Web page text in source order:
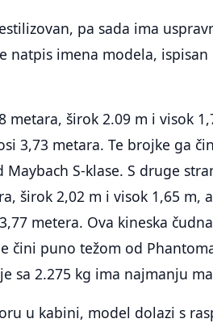
pa sada ima
natpis imena modela,
metara, širok 2.09 m i visok
3,73 metara. Te brojke ga
S-klase. S druge
širok 2,02 m i visok 1,65 m,
metera. Ova kineska
čini puno težom od
sa 2.275 kg ima najmanju
u kabini, model dolazi s